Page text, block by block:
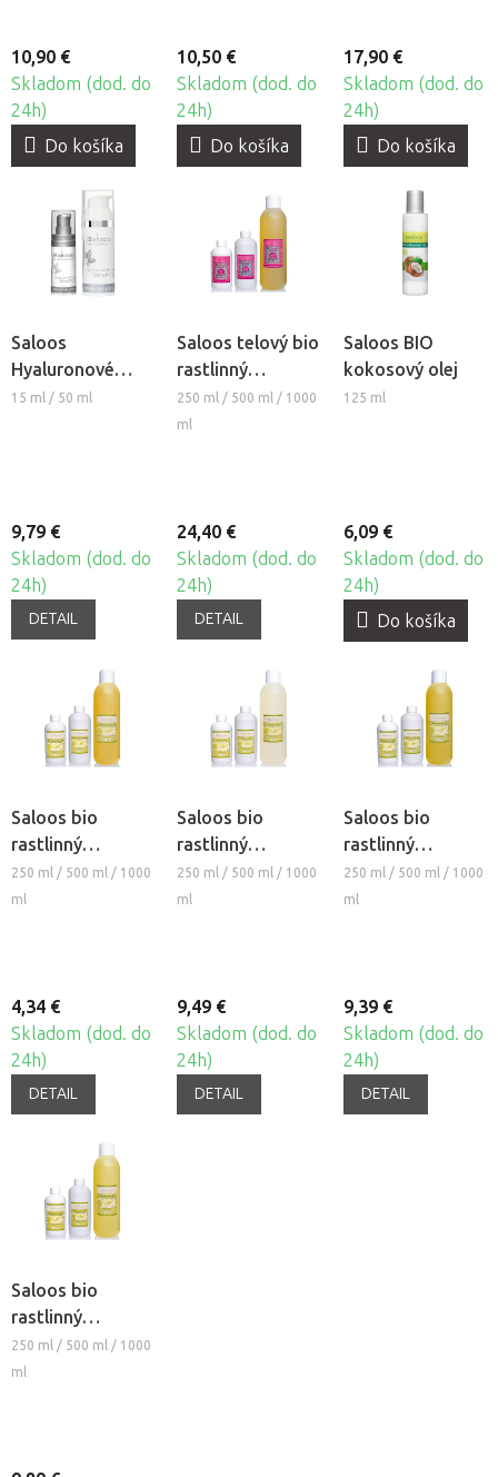
10,90 €
Skladom (dod. do
24h)
Do košíka
10,50 €
Skladom (dod. do
24h)
Do košíka
17,90 €
Skladom (dod. do
24h)
Do košíka
Saloos
Hyaluronové
sérum
15 ml / 50 ml
9,79 €
Skladom (dod. do
24h)
DETAIL
Saloos telový bio
rastlinný
masážny olej
WELLNES ARGÁN
250 ml / 500 ml / 1000
ml
24,40 €
Skladom (dod. do
24h)
DETAIL
Saloos BIO
kokosový olej
125 ml
6,09 €
Skladom (dod. do
24h)
Do košíka
Saloos bio
rastlinný
masážny olej -
SLNEČNICOVÝ
250 ml / 500 ml / 1000
ml
4,34 €
Skladom (dod. do
24h)
DETAIL
Saloos bio
rastlinný
masážny olej -
RICÍNOVÝ
250 ml / 500 ml / 1000
ml
9,49 €
Skladom (dod. do
24h)
DETAIL
Saloos bio
rastlinný
masážny olej -
SEZAMOVÝ
250 ml / 500 ml / 1000
ml
9,39 €
Skladom (dod. do
24h)
DETAIL
Saloos bio
rastlinný
masážny olej -
MAKADAMIOVÝ
250 ml / 500 ml / 1000
ml